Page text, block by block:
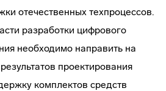
отечественных техпроцессов.
разработки цифрового
необходимо направить на
проектирования
комплектов средств